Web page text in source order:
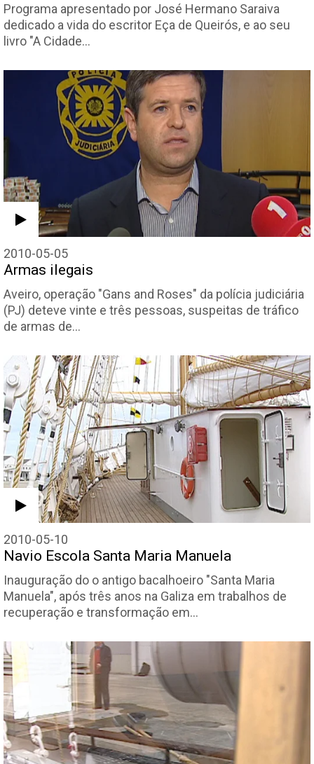
Programa apresentado por José Hermano Saraiva
dedicado a vida do escritor Eça de Queirós, e ao seu
livro "A Cidade…
2010-05-05
Armas ilegais
Aveiro, operação "Gans and Roses" da polícia judiciária
(PJ) deteve vinte e três pessoas, suspeitas de tráfico
de armas de…
2010-05-10
Navio Escola Santa Maria Manuela
Inauguração do o antigo bacalhoeiro "Santa Maria
Manuela", após três anos na Galiza em trabalhos de
recuperação e transformação em…